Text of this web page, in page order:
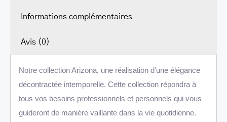
LEATHER BILL CLIPS
LEATHER CELL PHONE WALLET CASE
LEATHER PRODUCTS ON SALE
CADEAU
SOLDE
Informations complémentaires
Avis (0)
Notre collection Arizona, une réalisation d’une élégance
décontractée intemporelle. Cette collection répondra à
tous vos besoins professionnels et personnels qui vous
guideront de manière vaillante dans la vie quotidienne.